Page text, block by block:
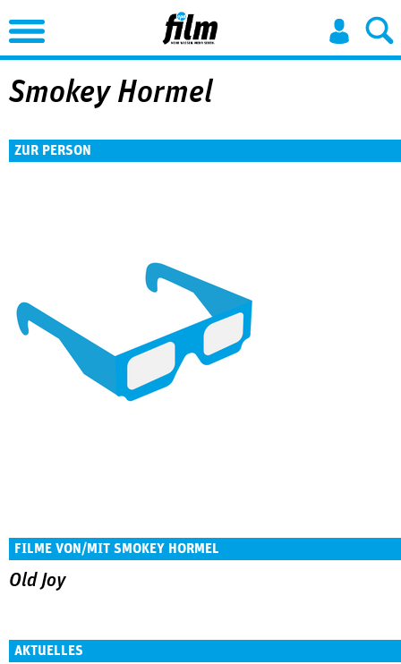
Jump to Navigation
Smokey Hormel
ZUR PERSON
FILME VON/MIT SMOKEY HORMEL
Old Joy
AKTUELLES